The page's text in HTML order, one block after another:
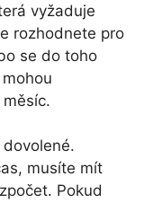
vyžaduje
rozhodnete pro
se do toho
musíte mít
Pokud